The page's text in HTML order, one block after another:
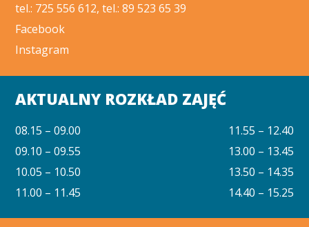
tel.: 725 556 612, tel.: 89 523 65 39
Facebook
Instagram
AKTUALNY ROZKŁAD ZAJĘĆ
08.15 – 09.00
09.10 – 09.55
10.05 – 10.50
11.00 – 11.45
11.55 – 12.40
13.00 – 13.45
13.50 – 14.35
14.40 – 15.25